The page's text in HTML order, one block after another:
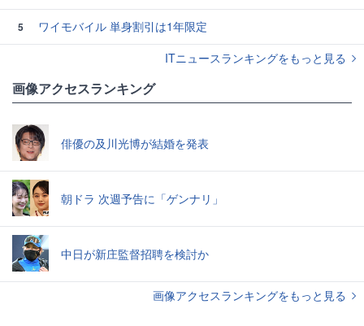
5
ワイモバイル 単身割引は1年限定
ITニュースランキングをもっと見る
画像アクセスランキング
俳優の及川光博が結婚を発表
朝ドラ 次週予告に「ゲンナリ」
中日が新庄監督招聘を検討か
画像アクセスランキングをもっと見る